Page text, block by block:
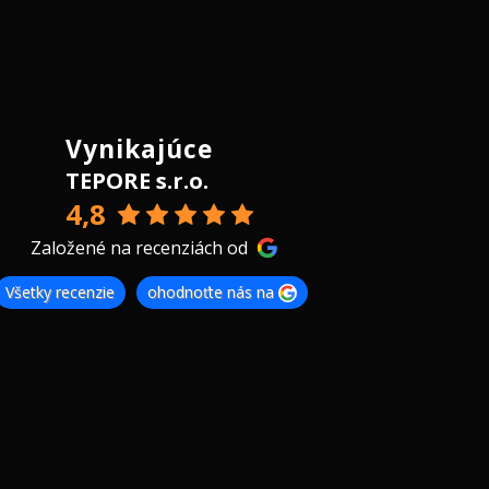
Vynikajúce
TEPORE s.r.o.
4,8
Založené na recenziách od
Všetky recenzie ohodnoťte nás na